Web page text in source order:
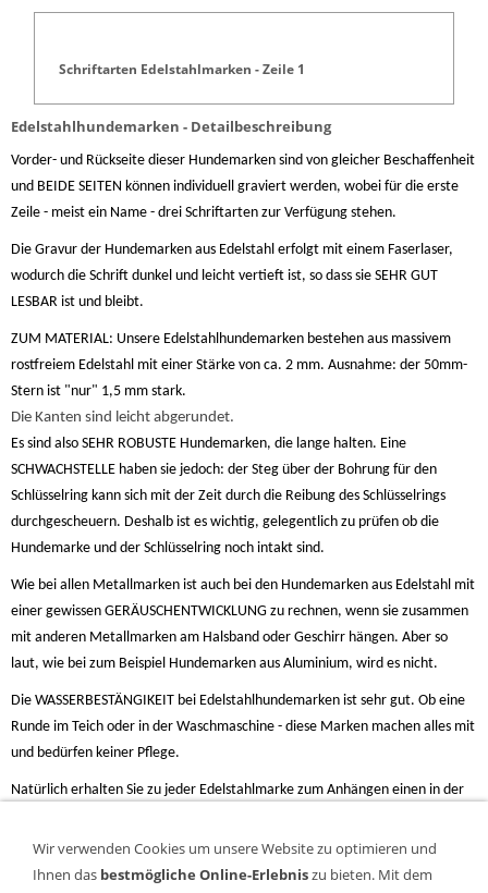
Schriftarten Edelstahlmarken - Zeile 1
Edelstahlhundemarken - Detailbeschreibung
Vorder- und Rückseite dieser Hundemarken sind von gleicher Beschaffenheit
und BEIDE SEITEN können individuell graviert werden, wobei für die erste
Zeile - meist ein Name - drei Schriftarten zur Verfügung stehen.
Die Gravur der Hundemarken aus Edelstahl erfolgt mit einem Faserlaser,
wodurch die Schrift dunkel und leicht vertieft ist, so dass sie SEHR GUT
LESBAR ist und bleibt.
ZUM MATERIAL: Unsere Edelstahlhundemarken bestehen aus massivem
rostfreiem Edelstahl mit einer Stärke von ca. 2 mm. Ausnahme: der 50mm-
Stern ist "nur" 1,5 mm stark.
Die Kanten sind leicht abgerundet.
Es sind also SEHR ROBUSTE Hundemarken, die lange halten. Eine
SCHWACHSTELLE haben sie jedoch: der Steg über der Bohrung für den
Schlüsselring kann sich mit der Zeit durch die Reibung des Schlüsselrings
durchgescheuern. Deshalb ist es wichtig, gelegentlich zu prüfen ob die
Hundemarke und der Schlüsselring noch intakt sind.
Wie bei allen Metallmarken ist auch bei den Hundemarken aus Edelstahl mit
einer gewissen GERÄUSCHENTWICKLUNG zu rechnen, wenn sie zusammen
mit anderen Metallmarken am Halsband oder Geschirr hängen. Aber so
laut, wie bei zum Beispiel Hundemarken aus Aluminium, wird es nicht.
Die WASSERBESTÄNGIKEIT bei Edelstahlhundemarken ist sehr gut. Ob eine
Runde im Teich oder in der Waschmaschine - diese Marken machen alles mit
und bedürfen keiner Pflege.
Natürlich erhalten Sie zu jeder Edelstahlmarke zum Anhängen einen in der
Gegen einen Aufpreis von 0,50 € ist auch ein Schlüsselring aus Edelstahl
(Farbe: mattgrau) oder Stahl, vermessingt (Farbe: golden) erhältlich.
Wir verwenden Cookies um unsere Website zu optimieren und
Ihnen das bestmögliche Online-Erlebniszu bieten. Mit dem